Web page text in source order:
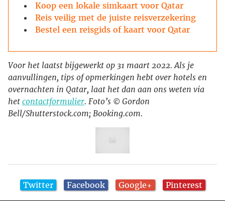
Koop een lokale simkaart voor Qatar
Reis veilig met de juiste reisverzekering
Bestel een reisgids of kaart voor Qatar
Voor het laatst bijgewerkt op 31 maart 2022. Als je
aanvullingen, tips of opmerkingen hebt over hotels en
overnachten in Qatar, laat het dan aan ons weten via
het contactformulier. Foto’s © Gordon
Bell/Shutterstock.com; Booking.com.
Twitter Facebook Google+ Pinterest